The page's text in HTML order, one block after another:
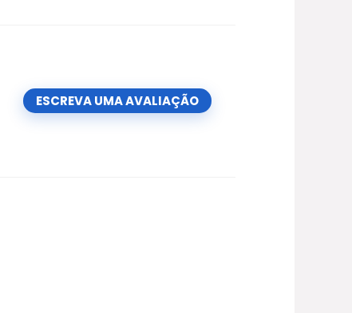
ESCREVA UMA AVALIAÇÃO